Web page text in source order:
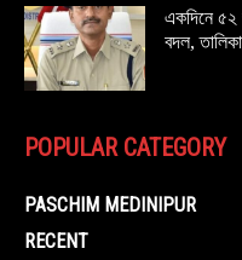
একদিনে
বদল,
POPULAR CATEGORY
PASCHIM MEDINIPUR
RECENT